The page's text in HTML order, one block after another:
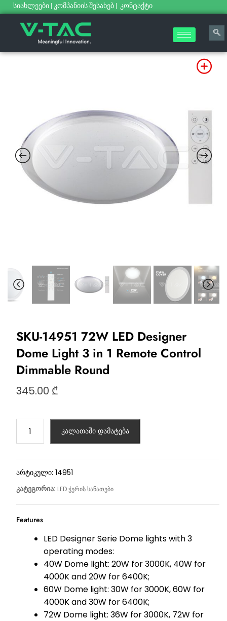
სიახლეები | კომპანიის შესახებ | კონტაქტი
SKU-14951 72W LED Designer
Dome Light 3 in 1 Remote Control
Dimmable Round
345.00 ₾
კალათაში დამატება
არტიკული: 14951
კატეგორია: LED ჭერის სანათები
Features
LED Designer Serie Dome lights with 3
operating modes:
40W Dome light: 20W for 3000K, 40W for
4000K and 20W for 6400K;
60W Dome light: 30W for 3000K, 60W for
4000K and 30W for 6400K;
72W Dome light: 36W for 3000K, 72W for